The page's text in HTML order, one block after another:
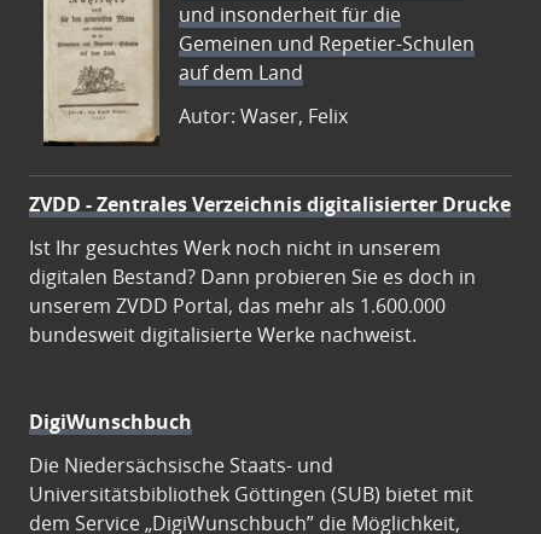
und insonderheit für die
Gemeinen und Repetier-Schulen
auf dem Land
Autor: Waser, Felix
ZVDD - Zentrales Verzeichnis digitalisierter Drucke
Ist Ihr gesuchtes Werk noch nicht in unserem
digitalen Bestand? Dann probieren Sie es doch in
unserem ZVDD Portal, das mehr als 1.600.000
bundesweit digitalisierte Werke nachweist.
DigiWunschbuch
Die Niedersächsische Staats- und
Universitätsbibliothek Göttingen (SUB) bietet mit
dem Service „DigiWunschbuch” die Möglichkeit,